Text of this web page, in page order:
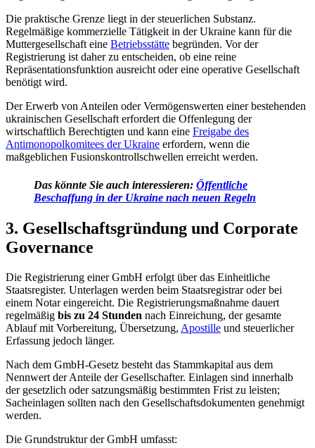
Die praktische Grenze liegt in der steuerlichen Substanz.
Regelmäßige kommerzielle Tätigkeit in der Ukraine kann für die
Muttergesellschaft eine Betriebsstätte begründen. Vor der
Registrierung ist daher zu entscheiden, ob eine reine
Repräsentationsfunktion ausreicht oder eine operative Gesellschaft
benötigt wird.
Der Erwerb von Anteilen oder Vermögenswerten einer bestehenden
ukrainischen Gesellschaft erfordert die Offenlegung der
wirtschaftlich Berechtigten und kann eine Freigabe des
Antimonopolkomitees der Ukraine erfordern, wenn die
maßgeblichen Fusionskontrollschwellen erreicht werden.
Das könnte Sie auch interessieren: Öffentliche
Beschaffung in der Ukraine nach neuen Regeln
3. Gesellschaftsgründung und Corporate
Governance
Die Registrierung einer GmbH erfolgt über das Einheitliche
Staatsregister. Unterlagen werden beim Staatsregistrar oder bei
einem Notar eingereicht. Die Registrierungsmaßnahme dauert
regelmäßig bis zu 24 Stunden nach Einreichung, der gesamte
Ablauf mit Vorbereitung, Übersetzung, Apostille und steuerlicher
Erfassung jedoch länger.
Nach dem GmbH-Gesetz besteht das Stammkapital aus dem
Nennwert der Anteile der Gesellschafter. Einlagen sind innerhalb
der gesetzlich oder satzungsmäßig bestimmten Frist zu leisten;
Sacheinlagen sollten nach den Gesellschaftsdokumenten genehmigt
werden.
Die Grundstruktur der GmbH umfasst: